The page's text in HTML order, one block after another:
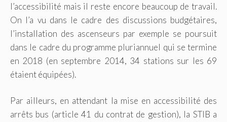
l’accessibilité mais il reste encore beaucoup de travail.
On l’a vu dans le cadre des discussions budgétaires,
l’installation des ascenseurs par exemple se poursuit
dans le cadre du programme pluriannuel qui se termine
en 2018 (en septembre 2014, 34 stations sur les 69
étaient équipées).
Par ailleurs, en attendant la mise en accessibilité des
arrêts bus (article 41 du contrat de gestion), la STIB a